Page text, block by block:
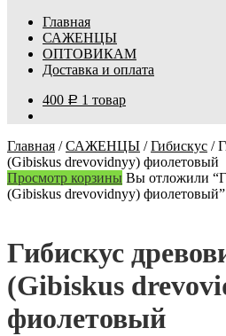
Главная
САЖЕНЦЫ
ОПТОВИКАМ
Доставка и оплата
400 Р 1 товар
Главная /САЖЕНЦЫ /Гибискус /
(Gibiskus drevovidnyy) фиолетовый
Просмотр корзины Вы отложили
(Gibiskus drevovidnyy)
Гибискус
(Gibiskus
фиолетовый